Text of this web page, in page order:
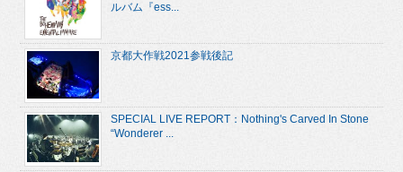
ルバム『ess...
京都大作戦2021参戦後記
SPECIAL LIVE REPORT：Nothing's Carved In Stone
“Wonderer ...